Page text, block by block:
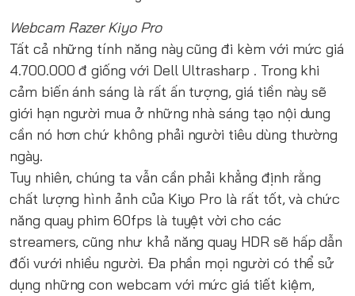
Webcam Razer Kiyo Pro
Tất cả những tính năng này cũng đi kèm với mức giá
4.700.000 đ giống với Dell Ultrasharp . Trong khi
cảm biến ánh sáng là rất ấn tượng, giá tiền này sẽ
giới hạn người mua ở những nhà sáng tạo nội dung
cần nó hơn chứ không phải người tiêu dùng thường
ngày.
Tuy nhiên, chúng ta vẫn cần phải khẳng định rằng
chất lượng hình ảnh của Kiyo Pro là rất tốt, và chức
năng quay phim 60fps là tuyệt vời cho các
streamers, cũng như khả năng quay HDR sẽ hấp dẫn
đối vưới nhiều người. Đa phần mọi người có thể sử
dụng những con webcam với mức giá tiết kiệm,